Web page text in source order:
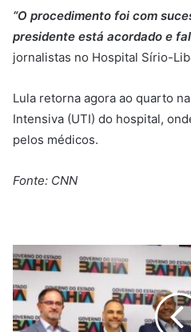
“O procedimento foi com
presidente está acordado e
jornalistas no Hospital Sírio-
Lula retorna agora ao quarto
Intensiva (UTI) do hospital,
pelos médicos.
Fonte: CNN